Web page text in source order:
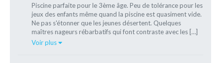
Piscine parfaite pour le 3ème âge. Peu de tolérance pour les
jeux des enfants même quand la piscine est quasiment vide.
Ne pas s'étonner que les jeunes désertent. Quelques
maîtres nageurs rébarbatifs qui font contraste avec les […]
Voir plus